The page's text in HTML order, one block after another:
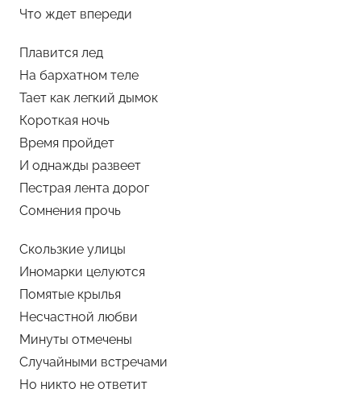
Что ждет впереди
Плавится лед
На бархатном теле
Тает как легкий дымок
Короткая ночь
Время пройдет
И однажды развеет
Пестрая лента дорог
Сомнения прочь
Скользкие улицы
Иномарки целуются
Помятые крылья
Несчастной любви
Минуты отмечены
Случайными встречами
Но никто не ответит